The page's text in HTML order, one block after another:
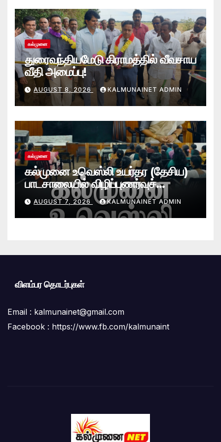
கல்முனை
துரைவந்தியமேடு கிராமத்தில் வீவசாய
வீதி அமைப்பு!
AUGUST 8, 2026 KALMUNAINET ADMIN
கல்முனை
கல்முனை உவெஸ்லி உயர்தர (தேசிய)
பாடசாலையில் விழிப்புணர்வுச்
செயலமர்வு
AUGUST 7, 2026 KALMUNAINET ADMIN
விளம்பர தொடர்புகள்
Email : kalmunainet@gmail.com
Facebook : https://www.fb.com/kalmunaint